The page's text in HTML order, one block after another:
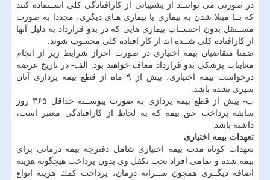
در صورتی می تواننــد از پشتیبانی از كارافتادگی كلی اســتفاده كنند
كه بــا مبتلا شدن به بیماری یا بیماری هـای دیگری، مجددا به صورت
مســتقل بدون احتســاب بیماری هایی كه در بدو قرارداد به دلیل آنها
از كارافتاده كلی شــده اند از كار افتاده كلی محسوب شوند.
ضمنا متقاضیان بیمه اختیاری در صورت احراز شرایط زیر از انجام
معاینات پزشكی بدو قرارداد معاف خواهند بود: الف- در تاریخ عرضه
درخواست بیمه اختیاری، بیش از ۹ ماه از قطع بیمه پردازی آنان
سپری نشده باشد.
ب- پیش از قطع بیمه پردازی به صورت پیوســته حداقل ۳۶۵ روز
سابقه پرداخت حق بیمه كه به لحاظ از كارافتادگی معتبر است،
داشته باشد.
تعهدات بیمه اختیاری
تعهدات كوتاه مدت بیمه اختیاری شامل دفترچه بیمه درمانی برای
بیمه شده و تمامی افراد تحت تكفل وی بدون پرداخت هیچگونه هزینه
اضافه دیگــری همچون ســرانه درمان، پرداخت كمك هزینه انواع